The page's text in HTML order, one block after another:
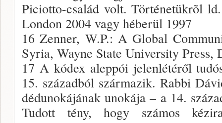
Piciotto-család volt. Történetükrõl
London 2004 vagy héberül 1997
16 Zenner, W.P.: A Global
Syria, Wayne State University Press,
17 A kódex aleppói jelenlétéről
15. századból származik. Rabbi
dédunokájának unokája – a 14.
Tudott tény, hogy számos